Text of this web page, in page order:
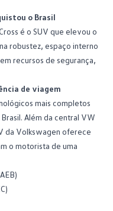
o Brasil
é o SUV que elevou o
robustez, espaço interno
recursos de segurança,
de viagem
mais completos
Além da central VW
da Volkswagen oferece
o motorista de uma